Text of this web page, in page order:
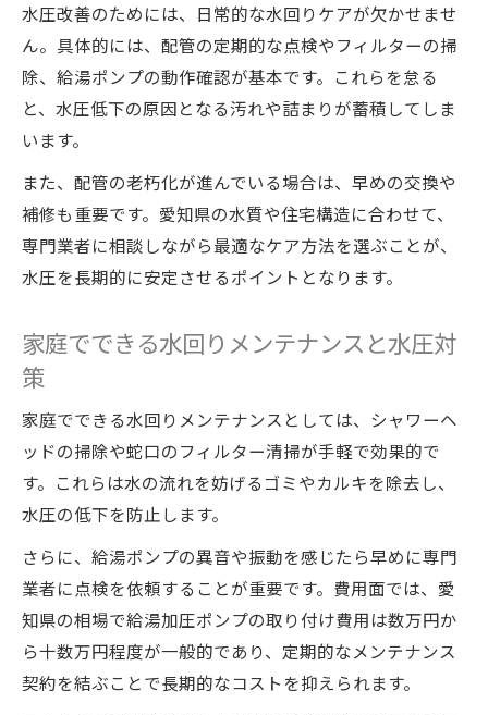
水圧改善のためには、日常的な水回りケアが欠かせませ
ん。具体的には、配管の定期的な点検やフィルターの掃
除、給湯ポンプの動作確認が基本です。これらを怠る
と、水圧低下の原因となる汚れや詰まりが蓄積してしま
います。
また、配管の老朽化が進んでいる場合は、早めの交換や
補修も重要です。愛知県の水質や住宅構造に合わせて、
専門業者に相談しながら最適なケア方法を選ぶことが、
水圧を長期的に安定させるポイントとなります。
家庭でできる水回りメンテナンスと水圧対
策
家庭でできる水回りメンテナンスとしては、シャワーヘ
ッドの掃除や蛇口のフィルター清掃が手軽で効果的で
す。これらは水の流れを妨げるゴミやカルキを除去し、
水圧の低下を防止します。
さらに、給湯ポンプの異音や振動を感じたら早めに専門
業者に点検を依頼することが重要です。費用面では、愛
知県の相場で給湯加圧ポンプの取り付け費用は数万円か
ら十数万円程度が一般的であり、定期的なメンテナンス
契約を結ぶことで長期的なコストを抑えられます。